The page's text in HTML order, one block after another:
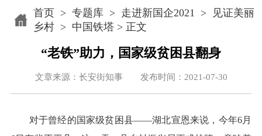
首页> 专题库> 走进新国企2021 >
见证美丽
乡村> 中国铁塔 > 正文
“老铁”助力，国家级贫困县翻身
文章来源：长安街知事 发布时间：2021-07-30
对于曾经的国家级贫困县——湖北宣恩来说，今年6月